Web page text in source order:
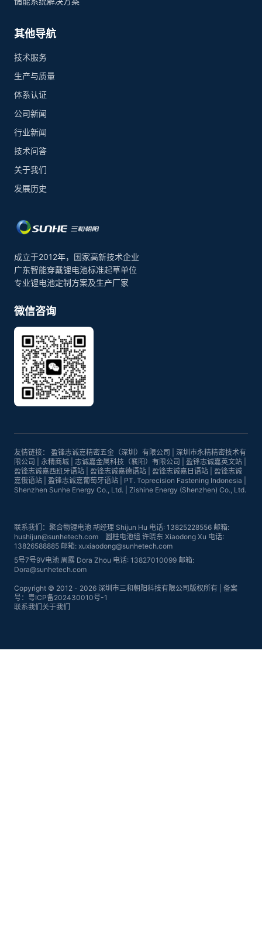
其他导航
技术服务
生产与质量
体系认证
公司新闻
行业新闻
技术问答
关于我们
发展历史
成立于2012年，国家高新技术企业
广东智能穿戴锂电池标准起草单位
专业锂电池定制方案及生产厂家
微信咨询
友情链接： 盈锋志诚嘉精密五金（深圳）有限公司
深圳市永精精密技术有
限公司
永精商城 志诚嘉金属科技（襄阳）有限公司 盈锋志诚嘉英文站
盈锋志诚嘉西班牙语站
盈锋志诚嘉德语站 盈锋志诚嘉日语站
盈锋志诚
嘉俄语站
盈锋志诚嘉葡萄牙语站 PT. Toprecision Fastening Indonesia
Shenzhen Sunhe Energy Co., Ltd.
Zishine Energy (Shenzhen) Co., Ltd.
联系我们：聚合物锂电池 胡经理 Shijun Hu 电话: 13825228556 邮箱:
hushijun@sunhetech.com 圆柱电池组 许晓东 Xiaodong Xu 电话:
13826588885 邮箱: xuxiaodong@sunhetech.com
5号7号9V电池 周露 Dora Zhou 电话: 13827010099 邮箱:
Dora@sunhetech.com
Copyright © 2012 - 2026 深圳市三和朝阳科技有限公司版权所有 | 备案
号：粤ICP备202430010号-1
联系我们 关于我们